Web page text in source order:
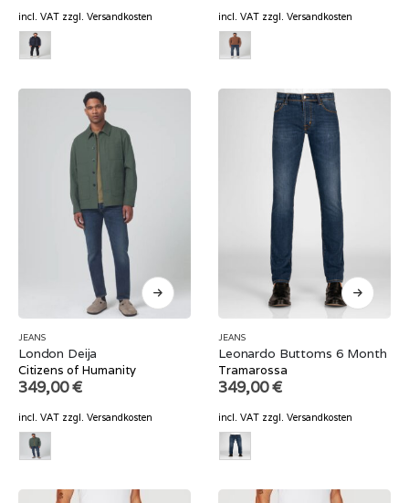
incl. VAT zzgl. Versandkosten incl. VAT zzgl. Versandkosten
JEANS
London Deija
Citizens of Humanity
349,00€
incl. VAT zzgl. Versandkosten
JEANS
Leonardo Buttoms 6 Month
Tramarossa
349,00€
incl. VAT zzgl. Versandkosten